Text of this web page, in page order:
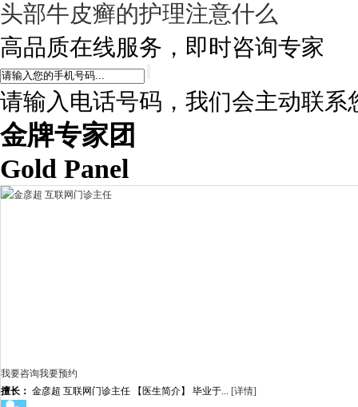
头部牛皮癣的护理注意什么
高品质在线服务，即时咨询专家
请输入电话号码，我们会主动联系
金牌专家团
Gold Panel
我要咨询我要预约
擅长： 金彦超 互联网门诊主任 【医生简介】 毕业于... [详情]